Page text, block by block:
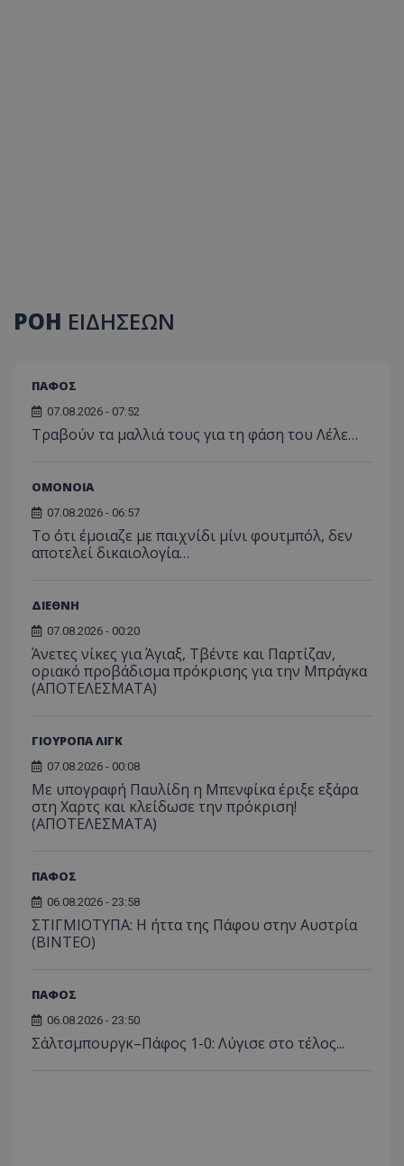
ΡΟΗ ΕΙΔΗΣΕΩΝ
ΠΑΦΟΣ
07.08.2026 - 07:52
Τραβούν τα μαλλιά τους για τη φάση του Λέλε…
ΟΜΟΝΟΙΑ
07.08.2026 - 06:57
Το ότι έμοιαζε με παιχνίδι μίνι φουτμπόλ, δεν
αποτελεί δικαιολογία…
ΔΙΕΘΝΗ
07.08.2026 - 00:20
Άνετες νίκες για Άγιαξ, Τβέντε και Παρτίζαν,
οριακό προβάδισμα πρόκρισης για την Μπράγκα
(ΑΠΟΤΕΛΕΣΜΑΤΑ)
ΓΙΟΥΡΟΠΑ ΛΙΓΚ
07.08.2026 - 00:08
Με υπογραφή Παυλίδη η Μπενφίκα έριξε εξάρα
στη Χαρτς και κλείδωσε την πρόκριση!
(ΑΠΟΤΕΛΕΣΜΑΤΑ)
ΠΑΦΟΣ
06.08.2026 - 23:58
ΣΤΙΓΜΙΟΤΥΠΑ: Η ήττα της Πάφου στην Αυστρία
(ΒΙΝΤΕΟ)
ΠΑΦΟΣ
06.08.2026 - 23:50
Σάλτσμπουργκ–Πάφος 1-0: Λύγισε στο τέλος...